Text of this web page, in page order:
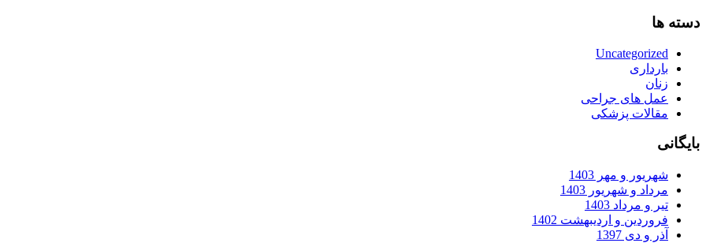
دسته ها
Uncategorized
بارداری
زنان
عمل های جراحی
مقالات پزشکی
بایگانی
شهریور و مهر 1403
مرداد و شهریور 1403
تیر و مرداد 1403
فروردین و اردیبهشت 1402
آذر و دی 1397